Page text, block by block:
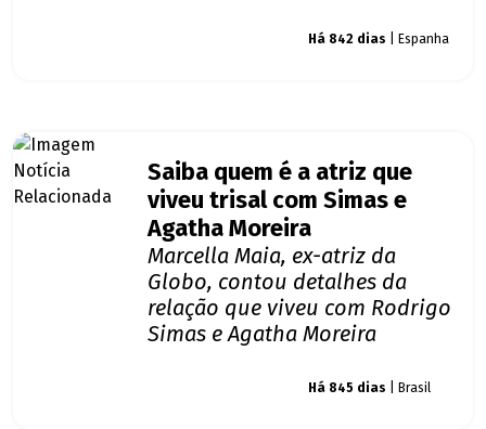
Há 842 dias | Espanha
Saiba quem é a atriz que
viveu trisal com Simas e
Agatha Moreira
Marcella Maia, ex-atriz da
Globo, contou detalhes da
relação que viveu com Rodrigo
Simas e Agatha Moreira
Há 845 dias | Brasil